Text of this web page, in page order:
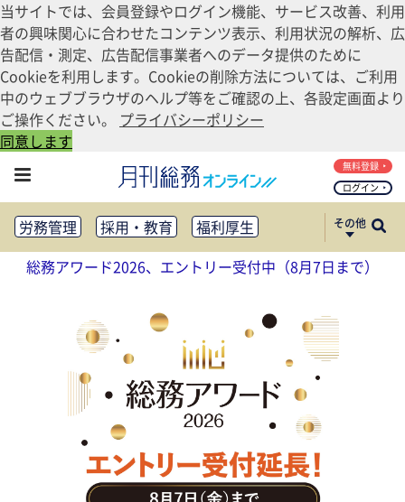
当サイトでは、会員登録やログイン機能、サービス改善、利用
者の興味関心に合わせたコンテンツ表示、利用状況の解析、広
告配信・測定、広告配信事業者へのデータ提供のために
Cookieを利用します。Cookieの削除方法については、ご利用
中のウェブブラウザのヘルプ等をご確認の上、各設定画面より
ご操作ください。 プライバシーポリシー
同意します
ログイン
無料登録
労務管理 採用・教育
福利厚生
健康経営
働き方改革
法務・コンプライアンス
リスクマネジメント・BCP
社外・社内広報
社外・社内コミュニケーション活性化
FM・オフィス移転
CSR・SDGs
テクノロジー活用・DX
助成金・補助金・コスト削減
アウトソーシング・BPO
調査・レポート
その他
総務アワード2026、エントリー受付中（8月7日まで）